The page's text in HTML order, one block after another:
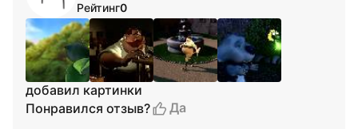
Рейтинг0
добавил картинки
Понравился отзыв?
Да